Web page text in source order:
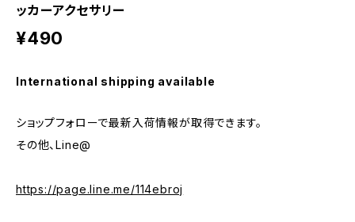
ッカーアクセサリー
¥490
International shipping available
ショップフォローで最新入荷情報が取得できます。
その他、Line@
https://page.line.me/114ebroj